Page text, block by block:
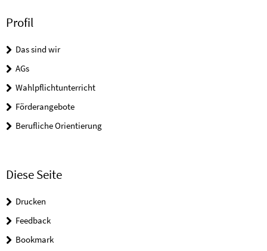
Profil
Das sind wir
AGs
Wahlpflichtunterricht
Förderangebote
Berufliche Orientierung
Diese Seite
Drucken
Feedback
Bookmark